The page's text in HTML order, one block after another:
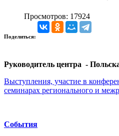
Просмотров: 17924
Поделиться:
Руководитель центра -
Выступления, участие в
семинарах регионального и
События